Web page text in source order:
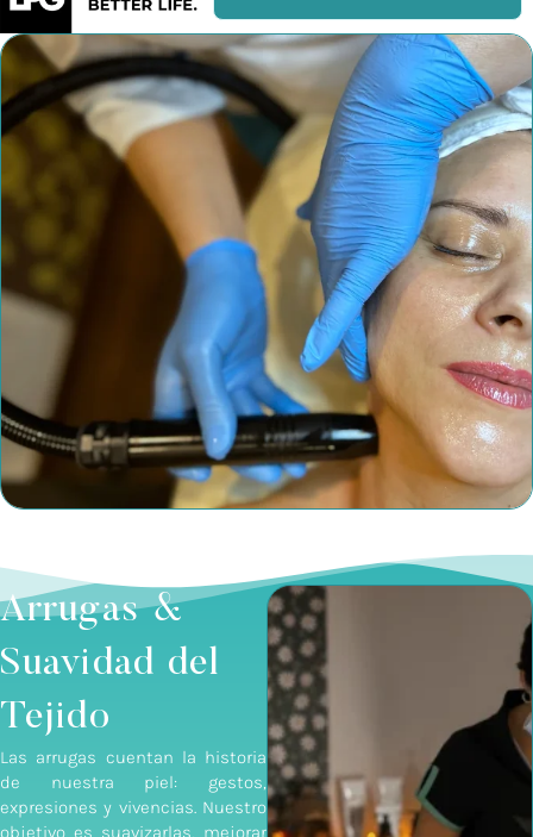
Arrugas &
Suavidad del
Tejido
Las arrugas cuentan la historia
de nuestra piel: gestos,
expresiones y vivencias. Nuestro
objetivo es suavizarlas, mejorar